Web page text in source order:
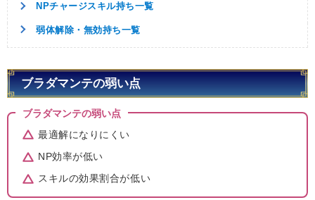
NPチャージスキル持ち一覧
弱体解除・無効持ち一覧
ブラダマンテの弱い点
ブラダマンテの弱い点
最適解になりにくい
NP効率が低い
スキルの効果割合が低い